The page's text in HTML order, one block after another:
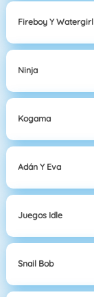
Fireboy Y Watergirl
Ninja
Kogama
Adán Y Eva
Juegos Idle
Snail Bob